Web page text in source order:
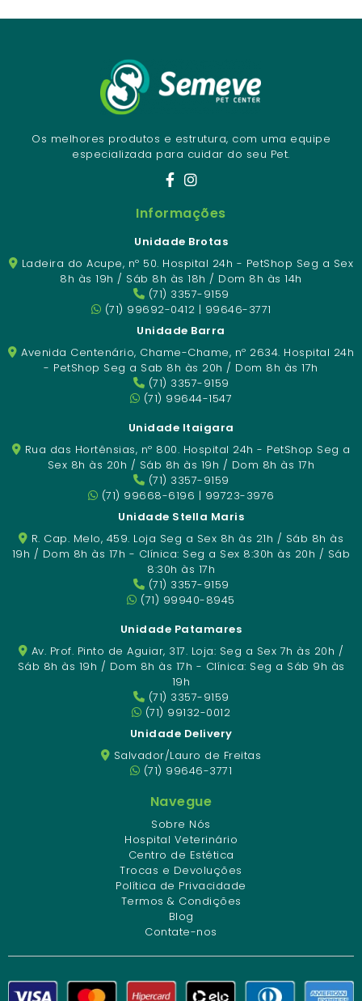
Os melhores produtos e estrutura, com uma equipe
especializada para cuidar do seu Pet.
Informações
Unidade Brotas
Ladeira do Acupe, nº 50. Hospital 24h - PetShop Seg a Sex
8h às 19h / Sáb 8h às 18h / Dom 8h às 14h
(71) 3357-9159
(71) 99692-0412 | 99646-3771
Unidade Barra
Avenida Centenário, Chame-Chame, nº 2634. Hospital 24h
- PetShop Seg a Sab 8h às 20h / Dom 8h às 17h
(71) 3357-9159
(71) 99644-1547
Unidade Itaigara
Rua das Hortênsias, nº 800. Hospital 24h - PetShop Seg a
Sex 8h às 20h / Sáb 8h às 19h / Dom 8h às 17h
(71) 3357-9159
(71) 99668-6196 | 99723-3976
Unidade Stella Maris
R. Cap. Melo, 459. Loja Seg a Sex 8h às 21h / Sáb 8h às
19h / Dom 8h às 17h - Clínica: Seg a Sex 8:30h às 20h / Sáb
8:30h às 17h
(71) 3357-9159
(71) 99940-8945
Unidade Patamares
Av. Prof. Pinto de Aguiar, 317. Loja: Seg a Sex 7h às 20h /
Sáb 8h às 19h / Dom 8h às 17h - Clínica: Seg a Sáb 9h às
19h
(71) 3357-9159
(71) 99132-0012
Unidade Delivery
Salvador/Lauro de Freitas
(71) 99646-3771
Navegue
Sobre Nós
Hospital Veterinário
Centro de Estética
Trocas e Devoluções
Política de Privacidade
Termos & Condições
Blog
Contate-nos